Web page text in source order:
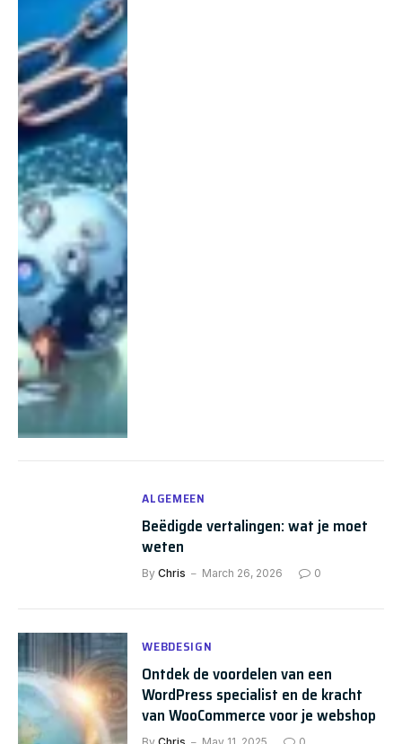
ALGEMEEN
Beëdigde vertalingen: wat je moet
weten
By Chris March 26, 2026 0
WEBDESIGN
Ontdek de voordelen van een
WordPress specialist en de kracht
van WooCommerce voor je webshop